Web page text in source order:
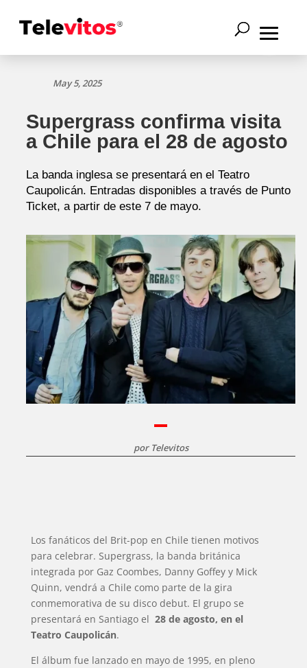
May 5, 2025
Supergrass confirma visita
a Chile para el 28 de agosto
La banda inglesa se presentará en el Teatro
Caupolicán. Entradas disponibles a través de Punto
Ticket, a partir de este 7 de mayo.
por Televitos
Los fanáticos del Brit-pop en Chile tienen motivos
para celebrar. Supergrass, la banda británica
integrada por Gaz Coombes, Danny Goffey y Mick
Quinn, vendrá a Chile como parte de la gira
conmemorativa de su disco debut. El grupo se
presentará en Santiago el 28 de agosto, en el
Teatro Caupolicán.
El álbum fue lanzado en mayo de 1995, en pleno